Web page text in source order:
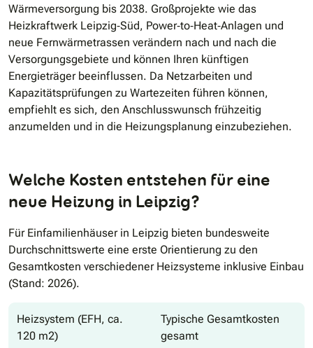
Wärmeversorgung bis 2038. Großprojekte wie das
Heizkraftwerk Leipzig‐Süd, Power‐to‐Heat‐Anlagen und
neue Fernwärmetrassen verändern nach und nach die
Versorgungsgebiete und können Ihren künftigen
Energieträger beeinflussen. Da Netzarbeiten und
Kapazitätsprüfungen zu Wartezeiten führen können,
empfiehlt es sich, den Anschlusswunsch frühzeitig
anzumelden und in die Heizungsplanung einzubeziehen.
Welche Kosten entstehen für eine
neue Heizung in Leipzig?
Für Einfamilienhäuser in Leipzig bieten bundesweite
Durchschnittswerte eine erste Orientierung zu den
Gesamtkosten verschiedener Heizsysteme inklusive Einbau
(Stand: 2026).
Heizsystem (EFH, ca.
120 m2)
Typische Gesamtkosten
gesamt